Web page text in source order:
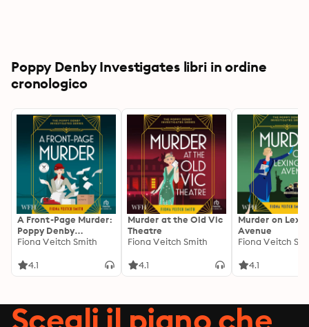
Poppy Denby Investigates libri in ordine
cronologico
A Front-Page Murder:
Poppy Denby
Investigates, Book 1
Fiona Veitch Smith
4.1
Murder at the Old Vic
Theatre
Fiona Veitch Smith
4.1
Murder on
Avenue
Fiona Veitch
4.1